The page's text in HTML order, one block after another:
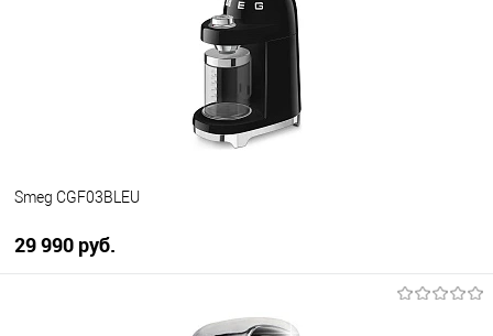
Smeg CGF03BLEU
29 990 руб.